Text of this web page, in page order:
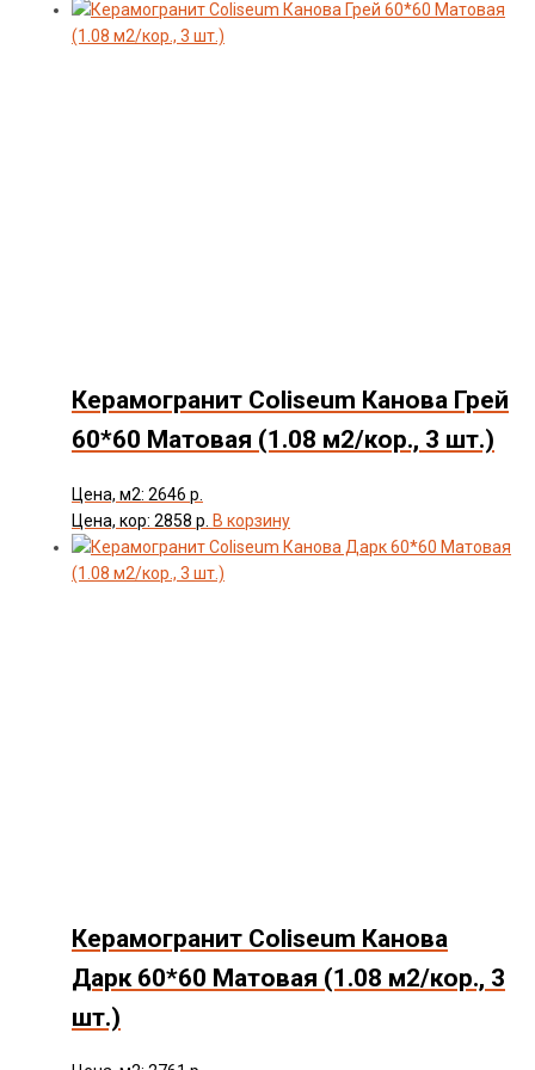
Керамогранит Coliseum Канова Грей
60*60 Матовая (1.08 м2/кор., 3 шт.)
Цена, м2: 2646 р.
Цена, кор: 2858 р. В корзину
Керамогранит Coliseum Канова
Дарк 60*60 Матовая (1.08 м2/кор., 3
шт.)